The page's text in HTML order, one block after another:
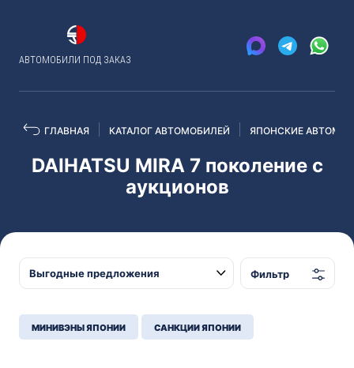
АВТОМОБИЛИ ПОД ЗАКАЗ
ГЛАВНАЯ КАТАЛОГ АВТОМОБИЛЕЙ ЯПОНСКИЕ
DAIHATSU MIRA 7 поколение с
аукционов
Фильтр
МИНИВЭНЫ ЯПОНИИ САНКЦИИ ЯПОНИИ